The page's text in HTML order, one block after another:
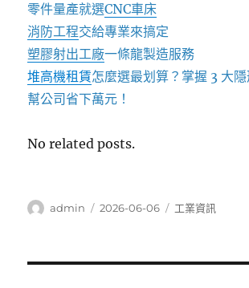
零件量產就選CNC車床
消防工程交給專業來搞定
塑膠射出工廠一條龍製造服務
堆高機租賃怎麼選最划算？掌握 3 大
幫公司省下萬元！
No related posts.
作
admin
發
2026-06-06
分
工業資訊